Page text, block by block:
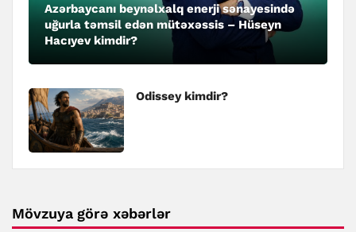
Azərbaycanı beynəlxalq enerji sənayesində
uğurla təmsil edən mütəxəssis – Hüseyn
Hacıyev kimdir?
Odissey kimdir?
Mövzuya görə xəbərlər